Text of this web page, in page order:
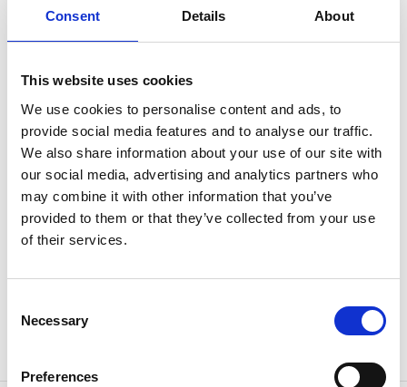
Consent Details About
This website uses cookies
We use cookies to personalise content and ads, to
provide social media features and to analyse our traffic.
We also share information about your use of our site with
our social media, advertising and analytics partners who
may combine it with other information that you’ve
provided to them or that they’ve collected from your use
of their services.
Selection
Necessary
Preferences
alltid med omsorg i varje detalj.
bagare med gesällbrev, och en passion för smak,
inspirationen, och varje pralin skapas i liten skala för
att ge bästa möjliga smakupplevelse.
I sortimentet finns klassiska praliner, kreativa
smakkombinationer och chokladskulpturer för både
vardag och fest. Du kan beställa via webbshop, möta
oss på marknader och event, eller boka
Välkommen att upptäcka choklad med personlighet,